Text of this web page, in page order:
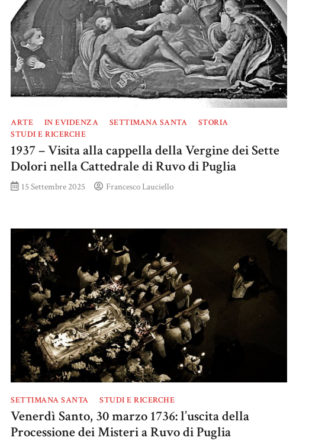
ARTE IN EVIDENZA SETTIMANA SANTA
STORIA
STUDI E RICERCHE
1937 – Visita alla cappella della Vergine dei Sette
Dolori nella Cattedrale di Ruvo di Puglia
15 Settembre 2025 Francesco Lauciello
SETTIMANA SANTA STUDI E RICERCHE
Venerdì Santo, 30 marzo 1736: l’uscita della
Processione dei Misteri a Ruvo di Puglia